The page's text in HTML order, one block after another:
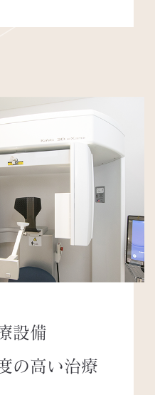
設備
の高い治療